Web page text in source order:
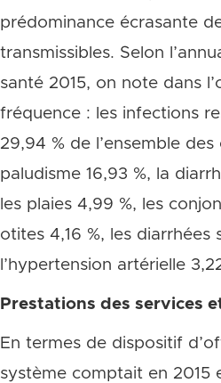
prédominance écrasante
transmissibles. Selon
santé 2015, on note dans
fréquence : les infections
29,94 % de l’ensemble
paludisme 16,93 %, la
les plaies 4,99 %, les
otites 4,16 %, les diarrhées
l’hypertension artérielle
Prestations des services
En termes de dispositif
système comptait en 2015